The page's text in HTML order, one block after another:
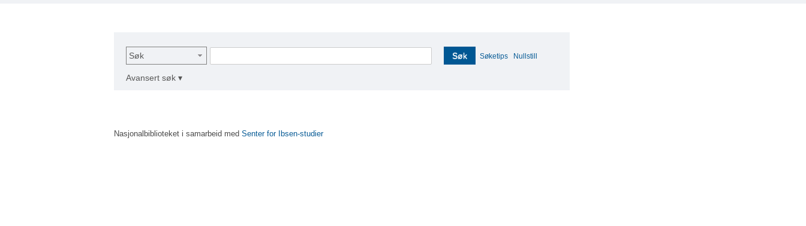
Søk Søk Søketips Nullstill
Avansert søk ▾
Nasjonalbiblioteket i samarbeid med Senter for Ibsen-studier